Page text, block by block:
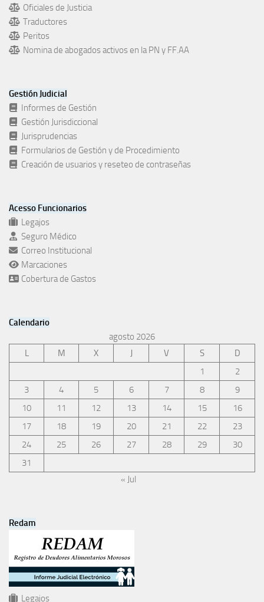
Oficiales de Justicia
Traductores
Peritos
Nomina de abogados activos en la PN y FF.AA
Gestión Judicial
Informes de Gestión
Gestión Jurisdiccional
Jurisprudencias
Formularios de Gestión y de Procedimiento
Creación de usuarios y reseteo de contraseñas
Acesso Funcionarios
Legajos
Seguro Médico
Correo Institucional
Marcaciones
Cobertura de Gastos
Calendario
agosto 2026
L
M X J V S
D
1
2
3
4 5 6 7 8
9
10
11 12 13 14 15
16
17
18 19 20 21 22
23
24
25 26 27 28 29
30
31
« Jul
Redam
Legajos